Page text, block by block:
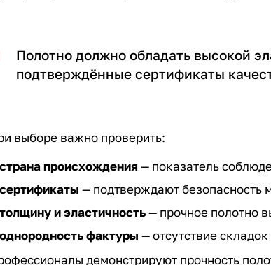
Полотно должно обладать высокой
подтверждённые сертификаты
выборе важно проверить:
страна происхождения— показатель
сертификаты — подтверждают безопасность
толщину и эластичность— прочное полотно
однородность фактуры — отсутствие
демонстрируют прочность